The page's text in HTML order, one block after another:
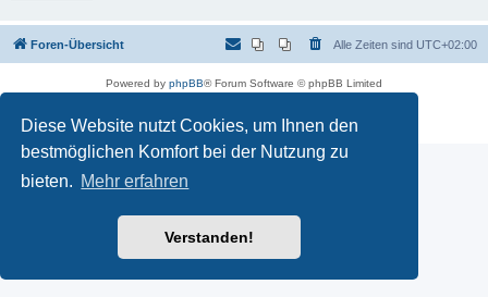
Diese Website nutzt Cookies, um Ihnen den
bestmöglichen Komfort bei der Nutzung zu
bieten. Mehr erfahren
Verstanden!
Foren-Übersicht Alle Zeiten sind UTC+02:00
Powered by phpBB® Forum Software © phpBB Limited
Datenschutz|Nutzungsbedingungen